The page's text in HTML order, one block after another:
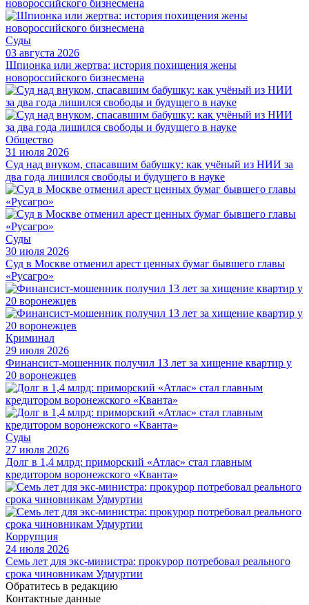
Суды
03 августа 2026
Шпионка или жертва: история похищения жены
новороссийского бизнесмена
Общество
31 июля 2026
Суд над внуком, спасавшим бабушку: как учёный из НИИ за
два года лишился свободы и будущего в науке
Суды
30 июля 2026
Суд в Москве отменил арест ценных бумаг бывшего главы
«Русагро»
Криминал
29 июля 2026
Финансист-мошенник получил 13 лет за хищение квартир у
20 воронежцев
Суды
27 июля 2026
Долг в 1,4 млрд: приморский «Атлас» стал главным
кредитором воронежского «Кванта»
Коррупция
24 июля 2026
Семь лет для экс-министра: прокурор потребовал реального
срока чиновникам Удмуртии
Обратитесь в редакцию
Контактные данные